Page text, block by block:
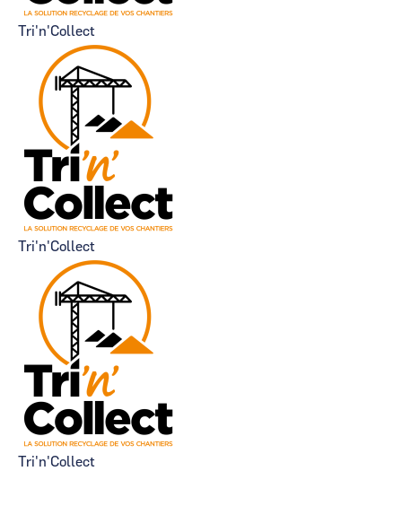
Tri'n'Collect
Tri'n'Collect
Tri'n'Collect